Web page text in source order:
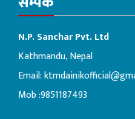
N.P. Sanchar Pvt. Ltd
Kathmandu, Nepal
Email:
Mob :9851187493